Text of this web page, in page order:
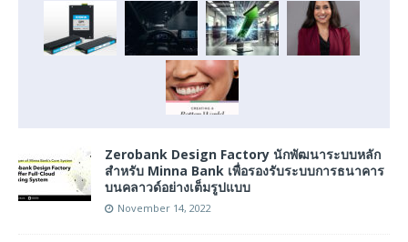
Zerobank Design Factory นักพัฒนาระบบหลัก
สำหรับ Minna Bank เพื่อรองรับระบบการธนาคาร
บนคลาวด์อย่างเต็มรูปแบบ
November 14, 2022